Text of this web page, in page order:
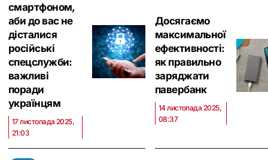
смартфоном,
аби до вас не
дісталися
російські
спецслужби:
важливі
поради
українцям
17 листопада 2025,
21:03
Досягаємо
максимальної
ефективності:
як правильно
заряджати
павербанк
14 листопада 2025,
08:37